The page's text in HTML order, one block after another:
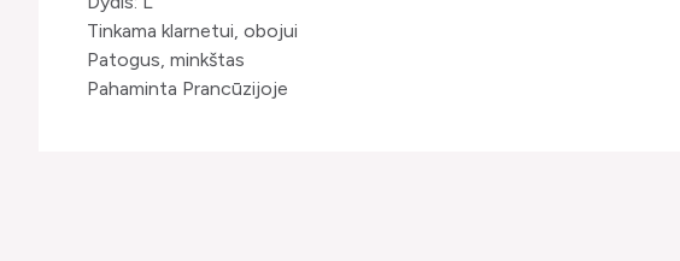
Tinkama klarnetui, obojui
Patogus, minkštas
Pahaminta Prancūzijoje